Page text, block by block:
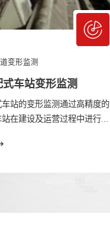
变形监测
车站变形监测
站的变形监测通过高精度的
在建设及运营过程中进行...